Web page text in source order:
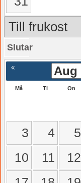
Slutar
Må Ti On
3
4 5
10
11 12